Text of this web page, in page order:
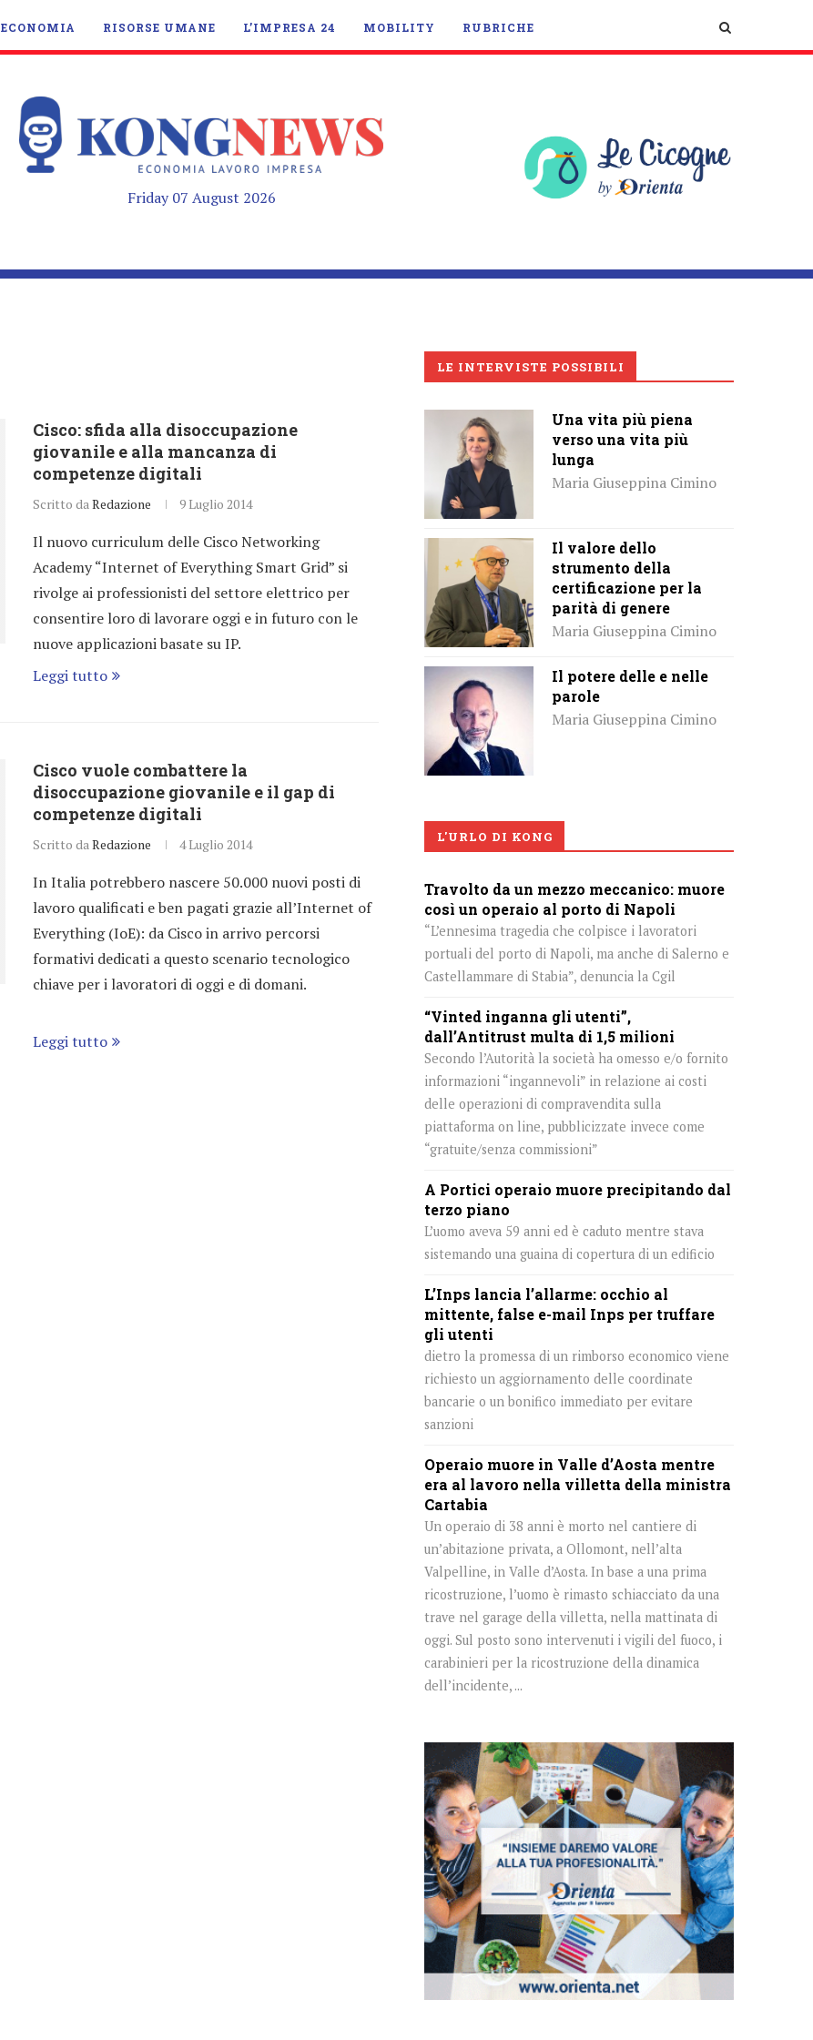
ECONOMIA RISORSE UMANE L’IMPRESA 24 MOBILITY RUBRICHE
Friday 07 August 2026
Cisco: sfida alla disoccupazione
giovanile e alla mancanza di
competenze digitali
Scritto daRedazione 9 Luglio 2014
Il nuovo curriculum delle Cisco Networking
Academy “Internet of Everything Smart Grid” si
rivolge ai professionisti del settore elettrico per
consentire loro di lavorare oggi e in futuro con le
nuove applicazioni basate su IP.
Leggi tutto
Cisco vuole combattere la
disoccupazione giovanile e il gap di
competenze digitali
Scritto daRedazione 4 Luglio 2014
In Italia potrebbero nascere 50.000 nuovi posti di
lavoro qualificati e ben pagati grazie all’Internet of
Everything (IoE): da Cisco in arrivo percorsi
formativi dedicati a questo scenario tecnologico
chiave per i lavoratori di oggi e di domani.
Leggi tutto
LE INTERVISTE POSSIBILI
Una vita più piena
verso una vita più
lunga
Maria Giuseppina Cimino
Il valore dello
strumento della
certificazione per la
parità di genere
Maria Giuseppina Cimino
Il potere delle e nelle
parole
Maria Giuseppina Cimino
L'URLO DI KONG
Travolto da un mezzo meccanico: muore
così un operaio al porto di Napoli
“L’ennesima tragedia che colpisce i lavoratori
portuali del porto di Napoli, ma anche di Salerno e
Castellammare di Stabia”, denuncia la Cgil
“Vinted inganna gli utenti”,
dall’Antitrust multa di 1,5 milioni
Secondo l’Autorità la società ha omesso e/o fornito
informazioni “ingannevoli” in relazione ai costi
delle operazioni di compravendita sulla
piattaforma on line, pubblicizzate invece come
“gratuite/senza commissioni”
A Portici operaio muore precipitando dal
terzo piano
L’uomo aveva 59 anni ed è caduto mentre stava
sistemando una guaina di copertura di un edificio
L’Inps lancia l’allarme: occhio al
mittente, false e-mail Inps per truffare
gli utenti
dietro la promessa di un rimborso economico viene
richiesto un aggiornamento delle coordinate
bancarie o un bonifico immediato per evitare
sanzioni
Operaio muore in Valle d’Aosta mentre
era al lavoro nella villetta della ministra
Cartabia
Un operaio di 38 anni è morto nel cantiere di
un’abitazione privata, a Ollomont, nell’alta
Valpelline, in Valle d’Aosta. In base a una prima
ricostruzione, l’uomo è rimasto schiacciato da una
trave nel garage della villetta, nella mattinata di
oggi. Sul posto sono intervenuti i vigili del fuoco, i
carabinieri per la ricostruzione della dinamica
dell’incidente, ...